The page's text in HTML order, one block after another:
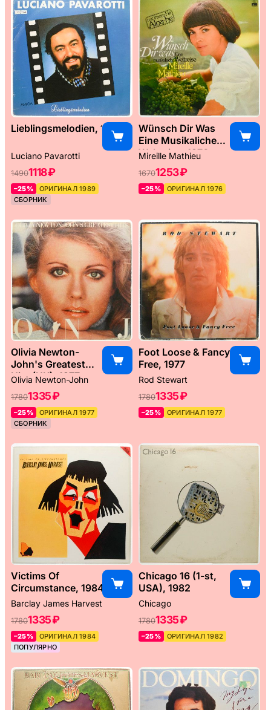
Lieblingsmelodien, 1989
Luciano Pavarotti
14901118 ₽
–25%
ОРИГИНАЛ 1989
СБОРНИК
Wünsch Dir Was
Eine Musikaliche
Weltreise, 1976
Mireille Mathieu
16701253 ₽
–25% ОРИГИНАЛ 1976
Olivia Newton-
John's Greatest
Hits (UK), 1977
Olivia Newton-John
17801335 ₽
–25%
ОРИГИНАЛ 1977
СБОРНИК
Foot Loose & Fancy
Free, 1977
Rod Stewart
17801335 ₽
–25% ОРИГИНАЛ 1977
Victims Of
Circumstance, 1984
Barclay James Harvest
17801335 ₽
–25%
ОРИГИНАЛ 1984
ПОПУЛЯРНО
Chicago 16 (1-st,
USA), 1982
Chicago
17801335 ₽
–25% ОРИГИНАЛ 1982